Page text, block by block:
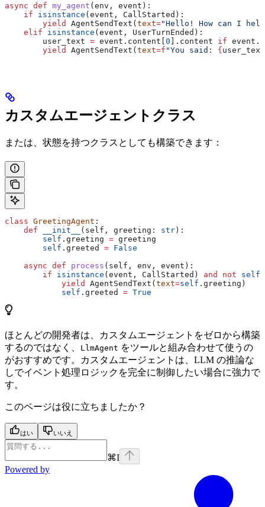
async def my_agent (env , event ):
    if
isinstance (event, CallStarted):
        yield
AgentSendText(text="Hello! How can I
    elif
isinstance (event, UserTurnEnded):
        user_text
= event.content[0 ].content if
        yield
AgentSendText(text=f "You said: {user_text
カスタムエージェントクラス
または、状態を持つクラスとしても構築できます：
class GreetingAgent :
    def
__init__ ( self , greeting : str):
        self
.greeting = greeting
        self
.greeted = False
    async
def process ( self , env , event ):
        if
isinstance (event, CallStarted) and not self
            yield
AgentSendText(text=self .greeting)
            self
.greeted = True
ほとんどの開発者は、カスタムエージェントをゼロから構築
するのではなく、
LlmAgent をツールと組み合わせて使うの
がおすすめです。カスタムエージェントは、LLM の推論な
しでイベント処理ロジックを完全に制御したい場合に強力で
す。
このページは役に立ちましたか？
はい いいえ
⌘I
Powered by